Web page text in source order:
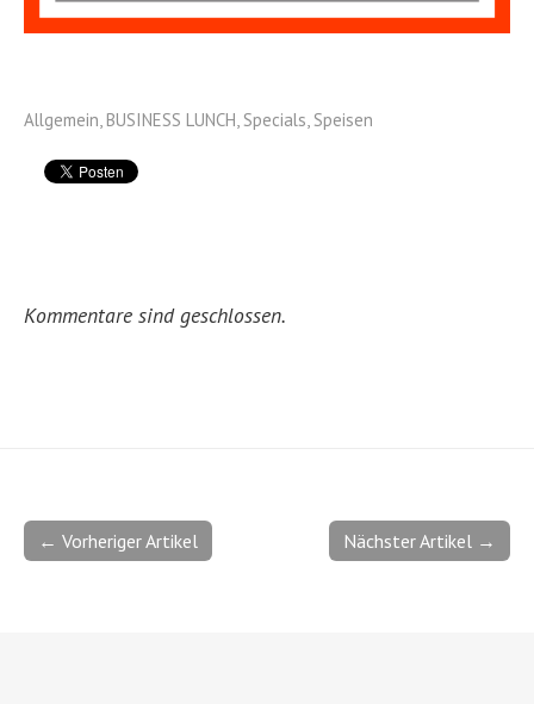
Allgemein BUSINESS LUNCH Specials Speisen
Kommentare sind geschlossen.
Nächster Artikel →
← Vorheriger Artikel